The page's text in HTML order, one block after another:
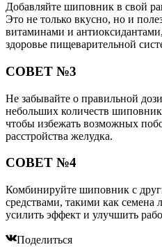
Добавляйте шиповник в свой
Это не только вкусно, но и
витаминами и
здоровье пищеварительной
СОВЕТ №3
Не забывайте о правильной
небольших количеств
чтобы избежать возможных
расстройства желудка.
СОВЕТ №4
Комбинируйте шиповник с
средствами, такими как семена
усилить эффект и улучшить
Поделиться